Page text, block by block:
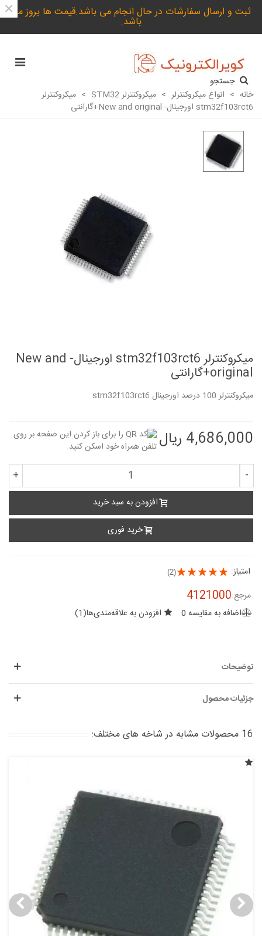
ثبت و ارسال سفارشات در حال انجام می باشد.قیمت ها بروز می
باشد.
×
جستجو
خانه > انواع میکروکنترلر > میکروکنترلر STM32 > میکروکنترلر
stm32f103rct6 اورجینال- New and original+گارانتی
میکروکنترلر stm32f103rct6 اورجینال- New and
original+گارانتی
میکروکنترلر 100 درصد اورجینال stm32f103rct6
4,686,000 ریال
-
+
افزودن به سبد خرید
خرید فوری
امتیاز: (2)
مرجع:4121000
اضافه به مقایسه 0 افزودن به علاقه‌مندی‌ها(
1
)
توضیحات
جزئیات محصول
16 محصولات مشابه در شاخه های مختلف: